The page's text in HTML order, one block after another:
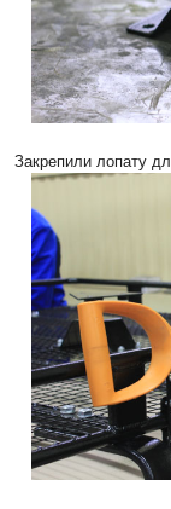
Закрепили лопату